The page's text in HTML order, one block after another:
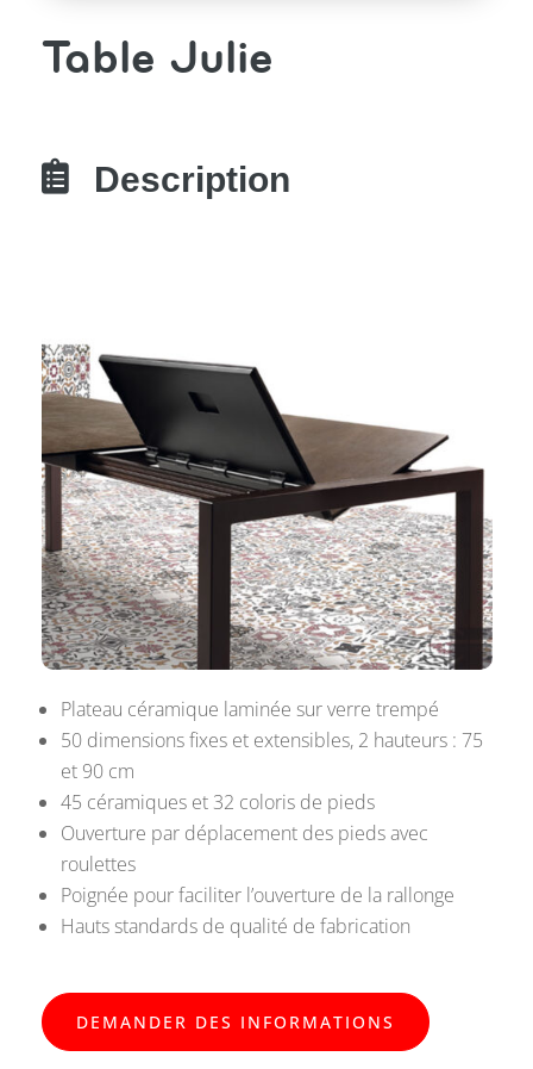
Table Julie
 Description
Plateau céramique laminée sur verre trempé
50 dimensions fixes et extensibles, 2 hauteurs : 75
et 90 cm
45 céramiques et 32 coloris de pieds
Ouverture par déplacement des pieds avec
roulettes
Poignée pour faciliter l’ouverture de la rallonge
Hauts standards de qualité de fabrication
DEMANDER DES INFORMATIONS